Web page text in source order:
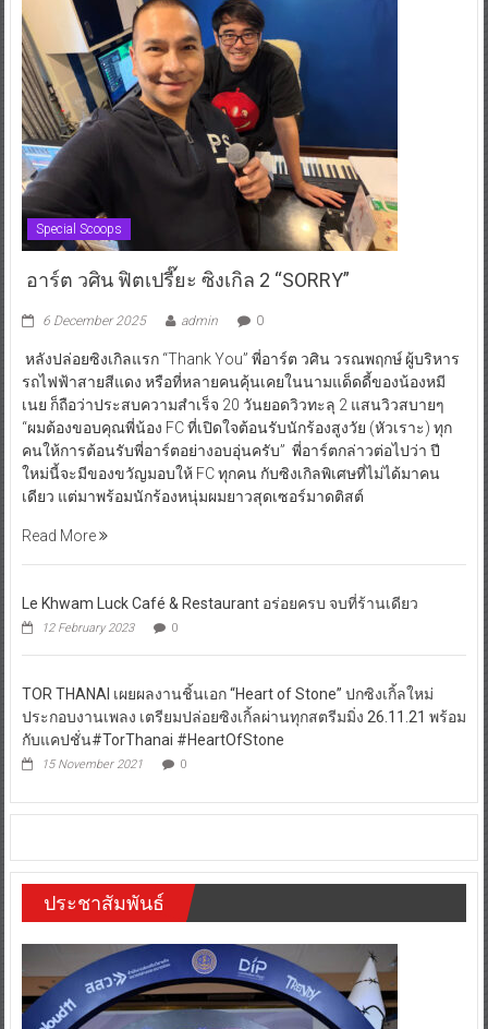
Special Scoops
อาร์ต วศิน ฟิตเปรี๊ยะ ซิงเกิล 2 “SORRY”
6 December 2025 admin 0
หลังปล่อยซิงเกิลแรก “Thank You” พี่อาร์ต วศิน วรณพฤกษ์ ผู้บริหาร
รถไฟฟ้าสายสีแดง หรือที่หลายคนคุ้นเคยในนามแด็ดดี้ของน้องหมี
เนย ก็ถือว่าประสบความสำเร็จ 20 วันยอดวิวทะลุ 2 แสนวิวสบายๆ
“ผมต้องขอบคุณพี่น้อง FC ที่เปิดใจต้อนรับนักร้องสูงวัย (หัวเราะ) ทุก
คนให้การต้อนรับพี่อาร์ตอย่างอบอุ่นครับ” พี่อาร์ตกล่าวต่อไปว่า ปี
ใหม่นี้จะมีของขวัญมอบให้ FC ทุกคน กับซิงเกิลพิเศษที่ไม่ได้มาคน
เดียว แต่มาพร้อมนักร้องหนุ่มผมยาวสุดเซอร์มาดติสต์
Read More
Le Khwam Luck Café & Restaurant อร่อยครบ จบที่ร้านเดียว
12 February 2023 0
TOR THANAI เผยผลงานชิ้นเอก “Heart of Stone” ปกซิงเกิ้ลใหม่
ประกอบงานเพลง เตรียมปล่อยซิงเกิ้ลผ่านทุกสตรีมมิ่ง 26.11.21 พร้อม
กับแคปชั่น#TorThanai #HeartOfStone
15 November 2021 0
ประชาสัมพันธ์